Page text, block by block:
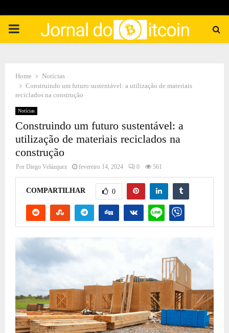
PRIMARY
Home
Notícias
Construindo um futuro sustentável: a utilização de materiais
reciclados na construção
Notícias
Construindo um futuro sustentável: a
utilização de materiais reciclados na
construção
Por Diego Velázquez fevereiro 14, 2024 0 561
COMPARTILHAR 0